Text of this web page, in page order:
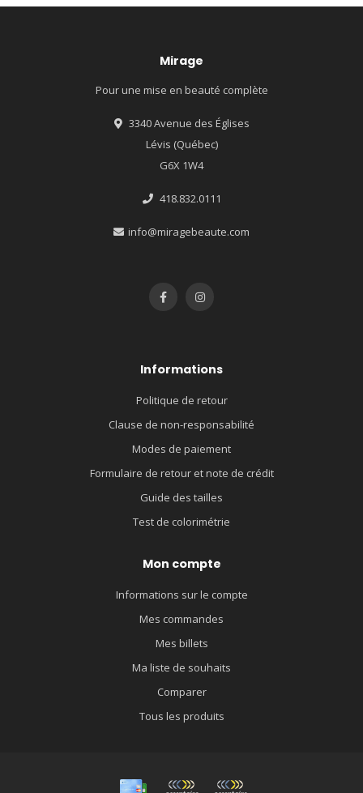
Mirage
Pour une mise en beauté complète
3340 Avenue des Églises
Lévis (Québec)
G6X 1W4
418.832.0111
info@miragebeaute.com
Informations
Politique de retour
Clause de non-responsabilité
Modes de paiement
Formulaire de retour et note de crédit
Guide des tailles
Test de colorimétrie
Mon compte
Informations sur le compte
Mes commandes
Mes billets
Ma liste de souhaits
Comparer
Tous les produits